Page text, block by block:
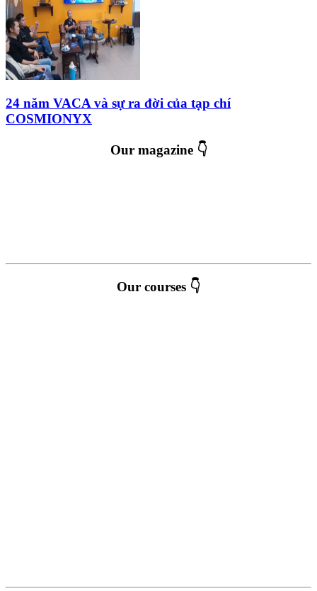
24 năm VACA và sự ra đời của tạp chí
COSMIONYX
Our magazine 👇
Our courses 👇